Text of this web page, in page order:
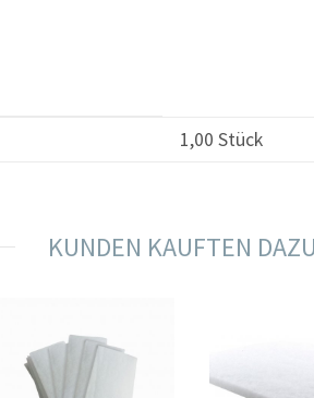
1,00 Stück
KUNDEN KAUFTEN